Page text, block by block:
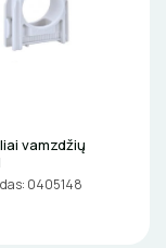
vamzdžių
0405148